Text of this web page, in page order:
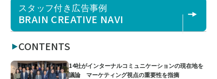
スタッフ付き広告事例
BRAIN CREATIVE NAVI
CONTENTS
14社がインターナルコミュニケーションの現在地を
議論 マーケティング視点の重要性を指摘